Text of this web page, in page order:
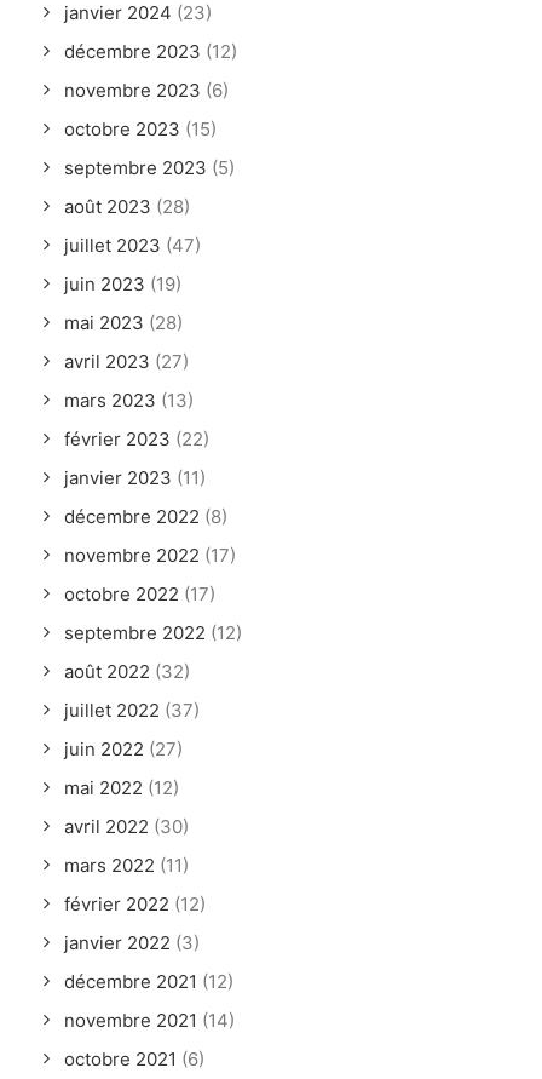
janvier 2024 (23)
décembre 2023 (12)
novembre 2023 (6)
octobre 2023 (15)
septembre 2023 (5)
août 2023 (28)
juillet 2023 (47)
juin 2023 (19)
mai 2023 (28)
avril 2023 (27)
mars 2023 (13)
février 2023 (22)
janvier 2023 (11)
décembre 2022 (8)
novembre 2022 (17)
octobre 2022 (17)
septembre 2022 (12)
août 2022 (32)
juillet 2022 (37)
juin 2022 (27)
mai 2022 (12)
avril 2022 (30)
mars 2022 (11)
février 2022 (12)
janvier 2022 (3)
décembre 2021 (12)
novembre 2021 (14)
octobre 2021 (6)